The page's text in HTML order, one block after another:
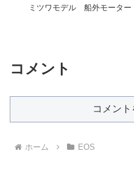
ミツワモデル 船外モーター
コメント
コメン
ホーム EOS